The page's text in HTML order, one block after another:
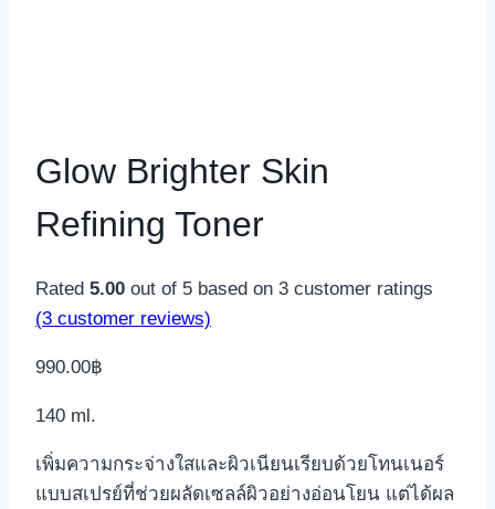
Glow Brighter Skin
Refining Toner
Rated 5.00 out of 5 based on 3 customer ratings
(3 customer reviews)
990.00฿
140 ml.
เพิ่มความกระจ่างใสและผิวเนียนเรียบด้วยโทนเนอร์
แบบสเปรย์ที่ช่วยผลัดเซลล์ผิวอย่างอ่อนโยน แต่ได้ผล